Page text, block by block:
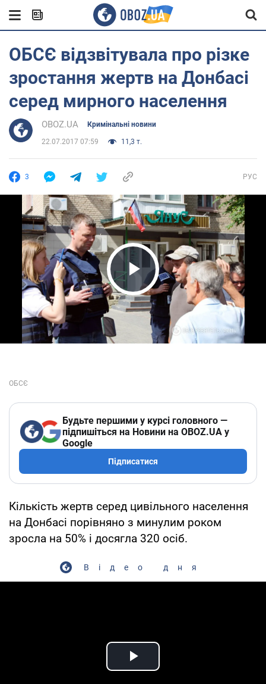
ОБСЄ відзвітувала про різке
зростання жертв на Донбасі
серед мирного населення
OBOZ.UA Кримінальні новини
22.07.2017 07:59 11,3 т.
3 РУС
Play Video
Будьте першими у курсі головного —
підпишіться на Новини на OBOZ.UA у
Google
Підписатися
Кількість жертв серед цивільного населення
на Донбасі порівняно з минулим роком
зросла на 50% і досягла 320 осіб.
Відео дня
Play Video